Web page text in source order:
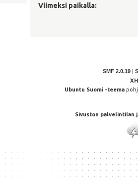
Viimeksi paikalla:
SMF 2.0.19 |
Ubuntu Suomi -teema
Sivuston palvelintilan